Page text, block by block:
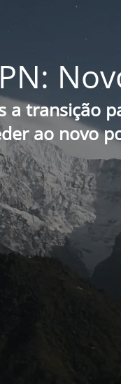
a transição
ao novo